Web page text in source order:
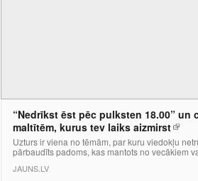
“Nedrīkst ēst pēc pulksten 18.00” un
maltītēm, kurus tev laiks aizmirst
Uzturs ir viena no tēmām, par kuru viedokļu
pārbaudīts padoms, kas mantots no vecākiem
JAUNS.LV